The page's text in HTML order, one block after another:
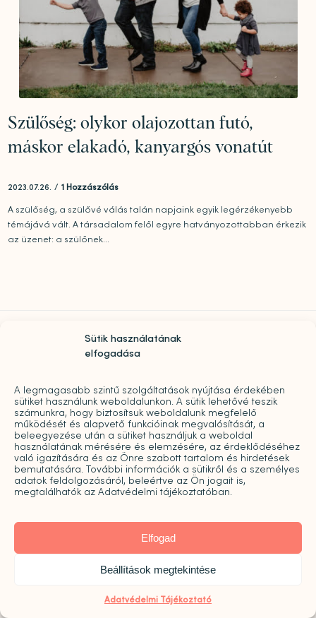
Sütik használatának
elfogadása
A legmagasabb szintű szolgáltatások nyújtása érdekében
sütiket használunk weboldalunkon. A sütik lehetővé teszik
számunkra, hogy biztosítsuk weboldalunk megfelelő
működését és alapvető funkcióinak megvalósítását, a
beleegyezése után a sütiket használjuk a weboldal
használatának mérésére és elemzésére, az érdeklődéséhez
való igazítására és az Önre szabott tartalom és hirdetések
bemutatására. További információk a sütikről és a személyes
adatok feldolgozásáról, beleértve az Ön jogait is,
megtalálhatók az Adatvédelmi tájékoztatóban.
Elfogad
Beállítások megtekintése
Adatvédelmi Tájékoztató
Szülőség: olykor olajozottan futó,
máskor elakadó, kanyargós vonatút
2023.07.26. / 1 Hozzászólás
A szülőség, a szülővé válás talán napjaink egyik legérzékenyebb
témájává vált. A társadalom felől egyre hatványozottabban érkezik
az üzenet: a szülőnek...
  
Elérhetőségeink